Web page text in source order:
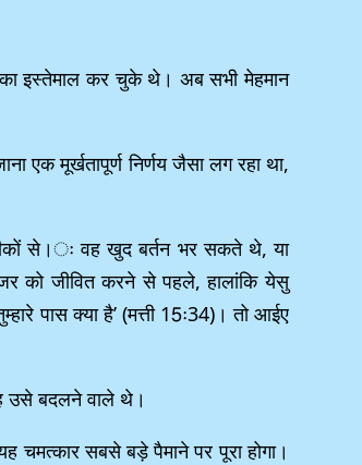
का इस्तेमाल कर चुके थे। अब सभी मेहमान
मूर्खतापूर्ण निर्णय जैसा लग रहा था,
से।ः वह खुद बर्तन भर सकते थे, या
को जीवित करने से पहले, हालांकि येसु
पास क्या है’ (मत्ती 15ः34)। तो आईए
उसे बदलने वाले थे।
चमत्कार सबसे बड़े पैमाने पर पूरा होगा।